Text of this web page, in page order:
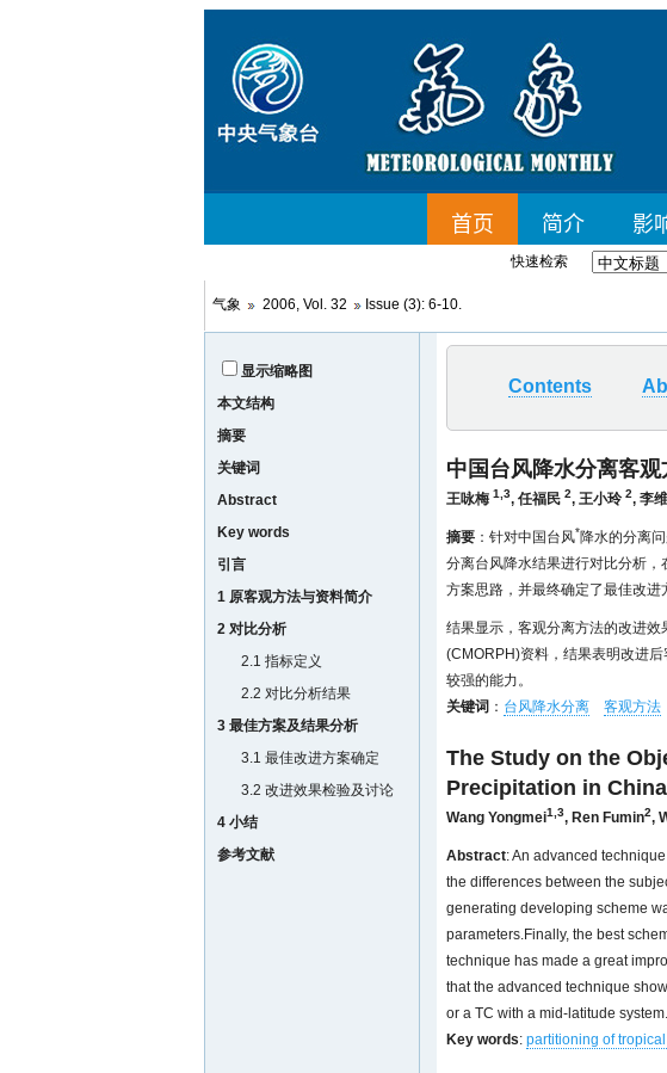
快速检索
气象 2006, Vol. 32 Issue (3): 6-10.
显示缩略图
本文结构
摘要
关键词
Abstract
Key words
引言
1 原客观方法与资料简介
2 对比分析
2.1 指标定义
2.2 对比分析结果
3 最佳方案及结果分析
3.1 最佳改进方案确定
3.2 改进效果检验及讨论
4 小结
参考文献
Contents
中国台风降水分离客
王咏梅 1,3, 任福民 2, 王小玲 2, 李
摘要 ：针对中国台风*降水的分离
分离台风降水结果进行对比分析
方案思路，并最终确定了最佳改进
结果显示，客观分离方法的改进
(CMORPH)资料，结果表明改进
较强的能力。
关键词 ： 台风降水分离 客观方法
The Study on the
Precipitation in China
Wang Yongmei1,3, Ren Fumin2,
Abstract: An advanced
the differences between the
generating developing scheme
parameters.Finally, the best
technique has made a great
that the advanced technique
or a TC with a mid-latitude system.
Key words: partitioning of